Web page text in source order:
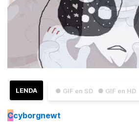
● GIF en SD ● GIF en HD
LENDA
Ccyborgnewt